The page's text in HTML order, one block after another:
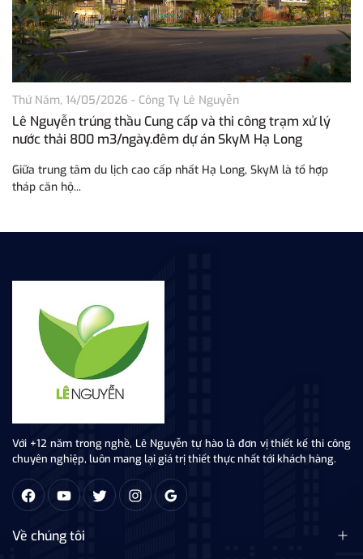
Thứ Năm, 14/05/2026 - Công Ty Lê Nguyễn
Lê Nguyễn trúng thầu Cung cấp và thi công trạm xử lý
nước thải 800 m3/ngày.đêm dự án SkyM Hạ Long
Giữa trung tâm du lịch cao cấp nhất Hạ Long, SkyM là tổ hợp
tháp căn hộ...
Với +12 năm trong nghề, Lê Nguyễn tự hào là đơn vị thiết kế thi công
chuyên nghiệp, luôn mang lại giá trị thiết thực nhất tới khách hàng.
Về chúng tôi